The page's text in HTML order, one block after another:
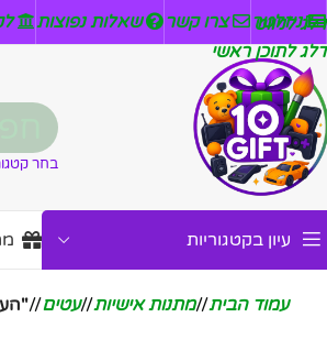
דלג לניווט
דלג לתוכן ראשי
ניזלטר צרו קשר שאלות נפוצות
בחר
עיון בקטגוריות
עמוד הבית/ מתנות אישיות/ עטים/